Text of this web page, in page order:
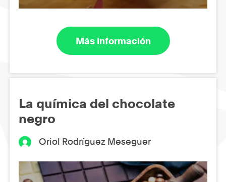
Más información
La química del chocolate
negro
Oriol Rodríguez Meseguer